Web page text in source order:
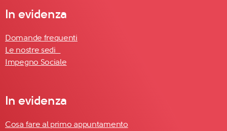
In evidenza
Domande frequenti
Le nostre sedi
Impegno Sociale
In evidenza
Cosa fare al primo appuntamento